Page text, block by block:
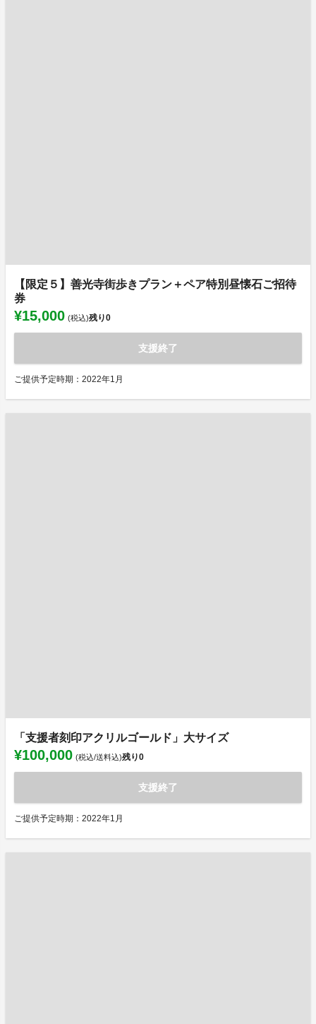
【限定５】善光寺街歩きプラン＋ペア特別昼懐石ご招待
券
¥15,000 (税込)残り0
支援終了
ご提供予定時期：2022年1月
「支援者刻印アクリルゴールド」大サイズ
¥100,000 (税込/送料込)残り0
支援終了
ご提供予定時期：2022年1月